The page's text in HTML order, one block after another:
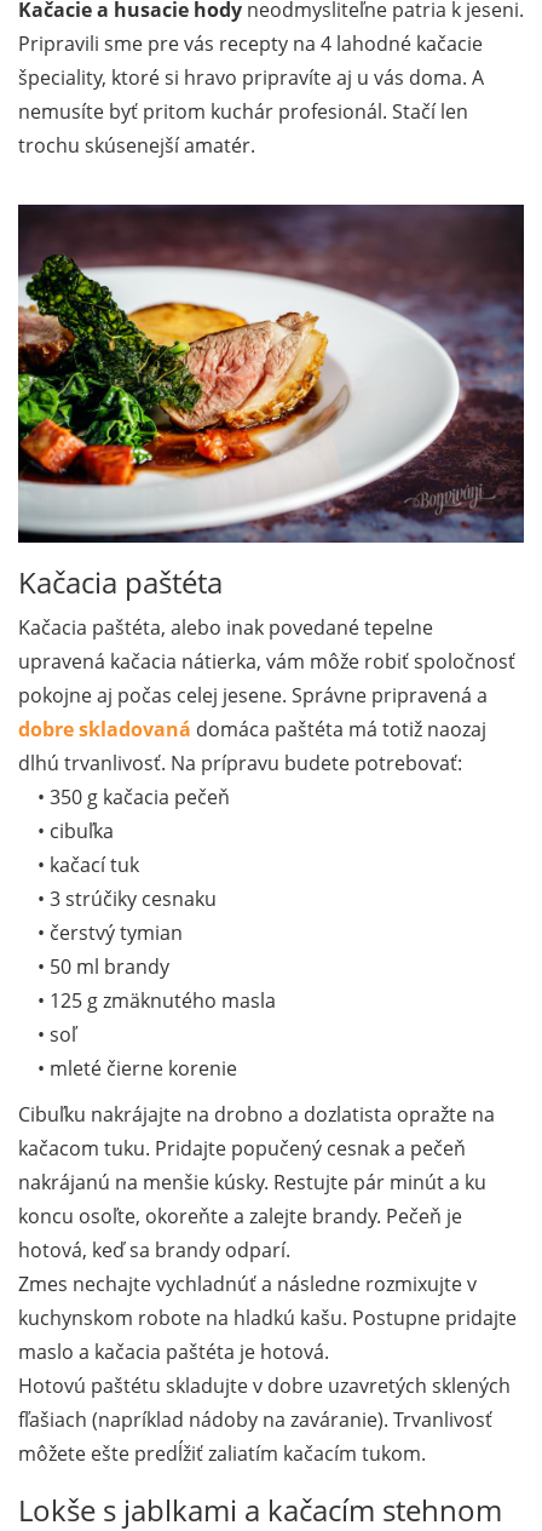
Kačacie a husacie hody neodmysliteľne patria k jeseni.
Pripravili sme pre vás recepty na 4 lahodné kačacie
špeciality, ktoré si hravo pripravíte aj u vás doma. A
nemusíte byť pritom kuchár profesionál. Stačí len
trochu skúsenejší amatér.
Kačacia paštéta
Kačacia paštéta, alebo inak povedané tepelne
upravená kačacia nátierka, vám môže robiť spoločnosť
pokojne aj počas celej jesene. Správne pripravená a
dobre skladovaná domáca paštéta má totiž naozaj
dlhú trvanlivosť. Na prípravu budete potrebovať:
• 350 g kačacia pečeň
• cibuľka
• kačací tuk
• 3 strúčiky cesnaku
• čerstvý tymian
• 50 ml brandy
• 125 g zmäknutého masla
• soľ
• mleté čierne korenie
Cibuľku nakrájajte na drobno a dozlatista opražte na
kačacom tuku. Pridajte popučený cesnak a pečeň
nakrájanú na menšie kúsky. Restujte pár minút a ku
koncu osoľte, okoreňte a zalejte brandy. Pečeň je
hotová, keď sa brandy odparí.
Zmes nechajte vychladnúť a následne rozmixujte v
kuchynskom robote na hladkú kašu. Postupne pridajte
maslo a kačacia paštéta je hotová.
Hotovú paštétu skladujte v dobre uzavretých sklených
fľašiach (napríklad nádoby na zaváranie). Trvanlivosť
môžete ešte predĺžiť zaliatím kačacím tukom.
Lokše s jablkami a kačacím stehnom